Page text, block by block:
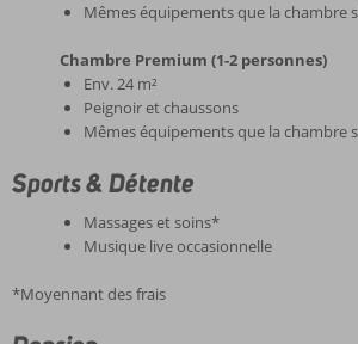
Mêmes équipements que la chambre
Chambre Premium (1-2 personnes)
Env. 24 m²
Peignoir et chaussons
Mêmes équipements que la chambre
Sports & Détente
Massages et soins*
Musique live occasionnelle
*Moyennant des frais